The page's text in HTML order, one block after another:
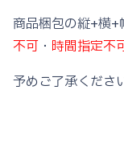
商品梱包の縦+横+
不可 ・ 時間指定不
予めご了承くださ